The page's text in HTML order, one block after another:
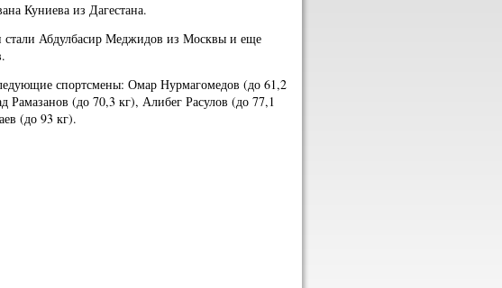
Куниева из Дагестана.
стали Абдулбасир Меджидов из Москвы и еще
спортсмены: Омар Нурмагомедов (до 61,2
(до 70,3 кг), Алибег Расулов (до 77,1
(до 93 кг).